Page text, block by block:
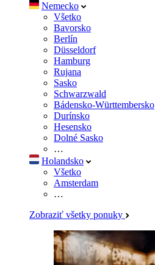
Nemecko
Všetko
Bavorsko
Berlín
Düsseldorf
Hamburg
Rujana
Sasko
Schwarzwald
Bádensko-Württembersko
Durínsko
Hesensko
Dolné Sasko
…
Holandsko
Všetko
Amsterdam
…
Zobraziť všetky ponuky